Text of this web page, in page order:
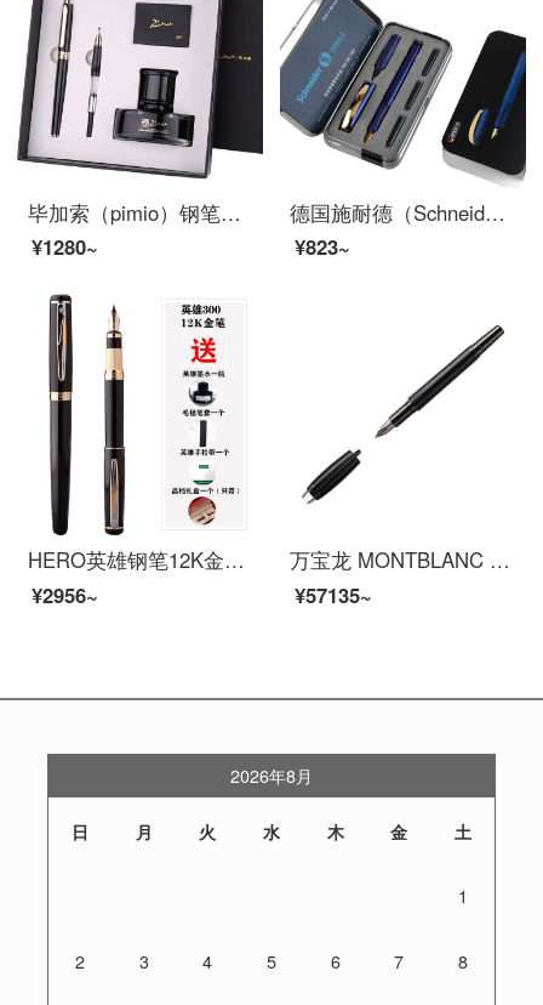
毕加索（pimio）钢笔礼盒T719书法笔男女士铱金/财务笔学生商务办公书写练字送礼礼物墨水钢笔套装 黑色双笔尖(不支持刻字)
¥1280~
德国施耐德（Schneider）钢笔成人学生用练字套装双笔头钢笔+走珠笔进口两用签字笔金珍珠系列魅影蓝
¥823~
HERO英雄钢笔12K金笔300金尖墨水笔成人商务书写办公用练字钢笔明尖礼品水笔私人订制免费免费刻字 300黑丽雅12K金笔
¥2956~
万宝龙 MONTBLANC 星际行者碳纤维墨水笔/钢笔 109341
¥57135~
2026年8月
日 月 火 水 木 金 土
1
2 3 4 5 6 7 8